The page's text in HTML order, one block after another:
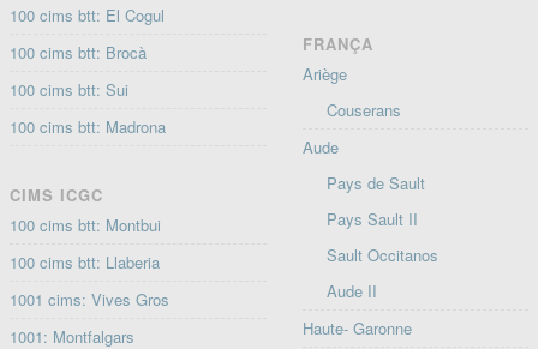
100 cims btt: El Cogul
100 cims btt: Brocà
100 cims btt: Sui
100 cims btt: Madrona
CIMS ICGC
100 cims btt: Montbui
100 cims btt: Llaberia
1001 cims: Vives Gros
1001: Montfalgars
FRANÇA
Ariège
Couserans
Aude
Pays de Sault
Pays Sault II
Sault Occitanos
Aude II
Haute- Garonne